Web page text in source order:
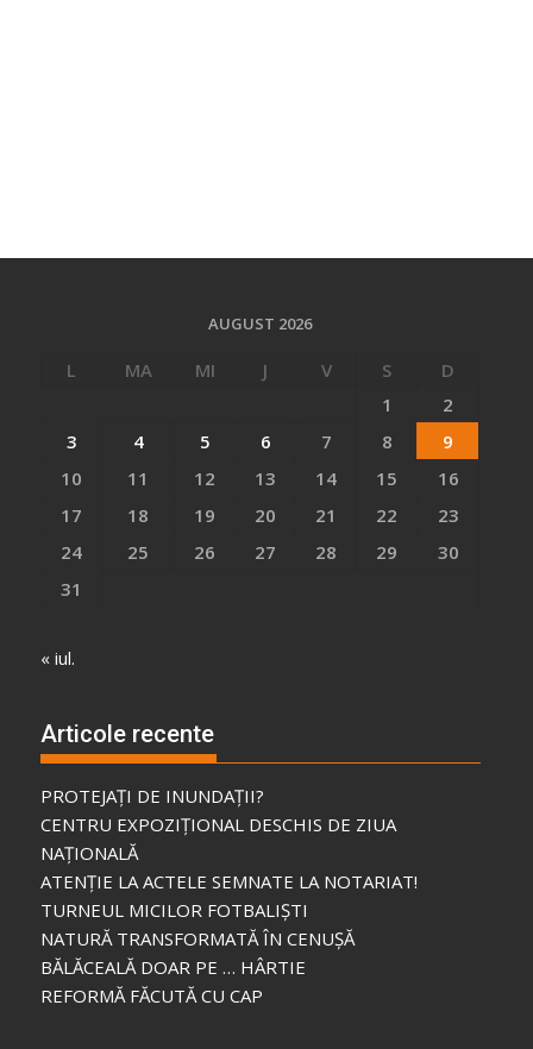
AUGUST 2026
L MA MI J V S
D
1
2
3
4 5 6 7 8
9
10
11 12 13 14 15
16
17
18 19 20 21 22
23
24
25 26 27 28 29
30
31
« iul.
Articole recente
PROTEJAȚI DE INUNDAȚII?
CENTRU EXPOZIȚIONAL DESCHIS DE ZIUA
NAȚIONALĂ
ATENȚIE LA ACTELE SEMNATE LA NOTARIAT!
TURNEUL MICILOR FOTBALIȘTI
NATURĂ TRANSFORMATĂ ÎN CENUȘĂ
BĂLĂCEALĂ DOAR PE … HÂRTIE
REFORMĂ FĂCUTĂ CU CAP